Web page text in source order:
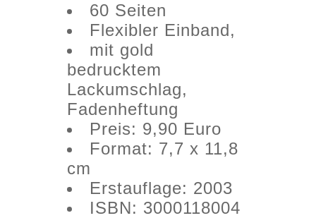
60 Seiten
Flexibler Einband,
mit gold
bedrucktem
Lackumschlag,
Fadenheftung
Preis: 9,90 Euro
Format: 7,7 x 11,8
cm
Erstauflage: 2003
ISBN: 3000118004